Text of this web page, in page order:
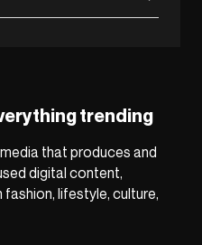
trending
that produces and
digital content,
lifestyle, culture,